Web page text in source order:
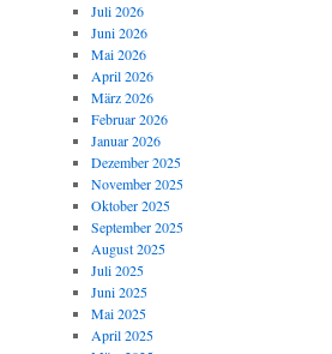
Juli 2026
Juni 2026
Mai 2026
April 2026
März 2026
Februar 2026
Januar 2026
Dezember 2025
November 2025
Oktober 2025
September 2025
August 2025
Juli 2025
Juni 2025
Mai 2025
April 2025